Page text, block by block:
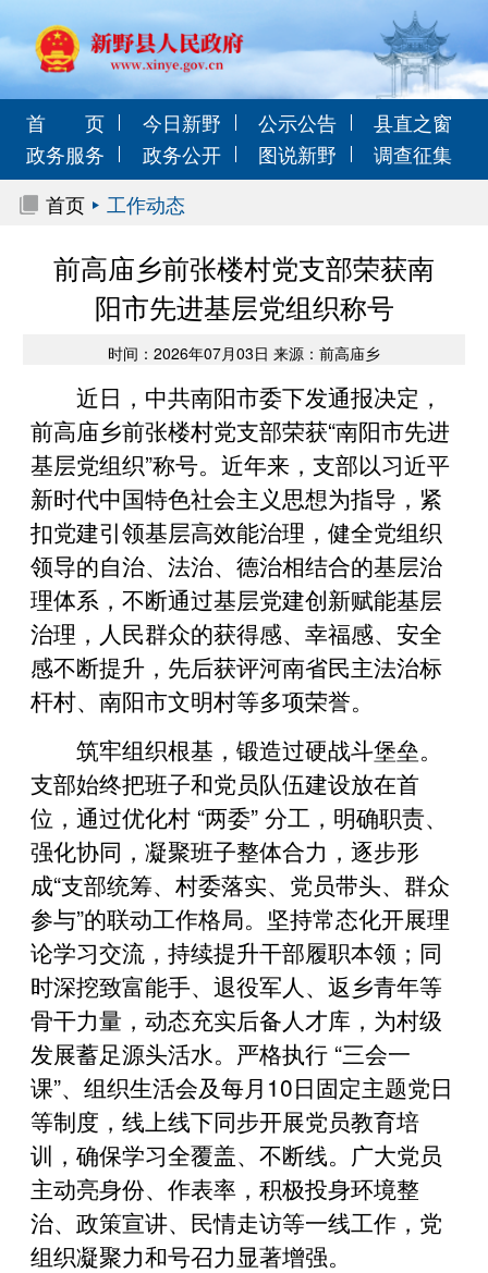
首 页 今日新野 公示公告
县直之窗
政务服务
政务公开 图说新野
调查征集
首页
工作动态
前高庙乡前张楼村党支部荣获南
阳市先进基层党组织称号
时间：2026年07月03日 来源：前高庙乡
近日，中共南阳市委下发通报决定，
前高庙乡前张楼村党支部荣获“南阳市先进
基层党组织”称号。 近年来，支部以习近平
新时代中国特色社会主义思想为指导，紧
扣党建引领基层高效能治理，健全党组织
领导的自治、法治、德治相结合的基层治
理体系，不断通过基层党建创新赋能基层
治理，人民群众的获得感、幸福感、安全
感不断提升，先后获评河南省民主法治标
杆村、南阳市文明村等多项荣誉。
筑牢组织根基，锻造过硬战斗堡垒。
支部始终把班子和党员队伍建设放在首
位，通过优化村 “两委” 分工，明确职责、
强化协同，凝聚班子整体合力，逐步形
成“支部统筹、村委落实、党员带头、群众
参与”的联动工作格局。坚持常态化开展理
论学习交流，持续提升干部履职本领；同
时深挖致富能手、退役军人、返乡青年等
骨干力量，动态充实后备人才库，为村级
发展蓄足源头活水。严格执行 “三会一
课”、组织生活会及每月10日固定主题党日
等制度，线上线下同步开展党员教育培
训，确保学习全覆盖、不断线。广大党员
主动亮身份、作表率，积极投身环境整
治、政策宣讲、民情走访等一线工作，党
组织凝聚力和号召力显著增强。